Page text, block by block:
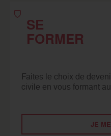
SE
FORMER
Faites le choix de
civile en vous formant
JE